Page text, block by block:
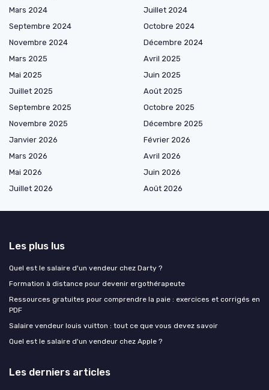
Mars 2024
Juillet 2024
Septembre 2024
Octobre 2024
Novembre 2024
Décembre 2024
Mars 2025
Avril 2025
Mai 2025
Juin 2025
Juillet 2025
Août 2025
Septembre 2025
Octobre 2025
Novembre 2025
Décembre 2025
Janvier 2026
Février 2026
Mars 2026
Avril 2026
Mai 2026
Juin 2026
Juillet 2026
Août 2026
Les plus lus
Quel est le salaire d'un vendeur chez Darty ?
Formation à distance pour devenir ergothérapeute
Ressources gratuites pour comprendre la paie : exercices et corrigés en
PDF
Salaire vendeur louis vuitton : tout ce que vous devez savoir
Quel est le salaire d'un vendeur chez Apple ?
Les derniers articles